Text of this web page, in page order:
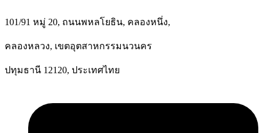
101/91 หมู่ 20, ถนนพหลโยธิน, คลองหนึ่ง,
คลองหลวง, เขตอุตสาหกรรมนวนคร
ปทุมธานี 12120, ประเทศไทย